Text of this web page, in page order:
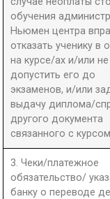
обучения
Ньюмен центра
отказать ученику в
на курсе/ах и/или не
допустить его до
экзаменов, и/или
выдачу диплома/
другого документа
связанного с
3. Чеки/платежное
обязательство/
банку о переводе